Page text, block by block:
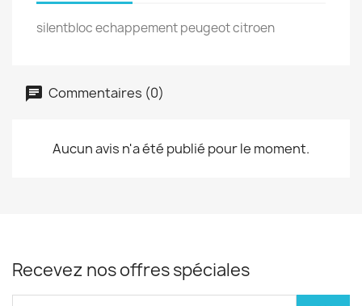
silentbloc echappement peugeot citroen
Commentaires (0)
Aucun avis n'a été publié pour le moment.
Recevez nos offres spéciales